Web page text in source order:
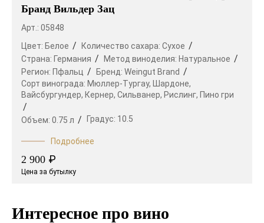
Бранд Вильдер Зац
Арт.: 05848
Цвет: Белое Количество сахара: Сухое
Страна: Германия Метод виноделия: Натуральное
Регион: Пфальц Бренд: Weingut Brand
Сорт винограда: Мюллер-Тургау,
Шардоне,
Вайсбургундер, Кернер, Сильванер, Рислинг, Пино гри
Объем: 0.75 л Градус: 10.5
Подробнее
2 900 ₽
Цена за бутылку
Интересное про вино